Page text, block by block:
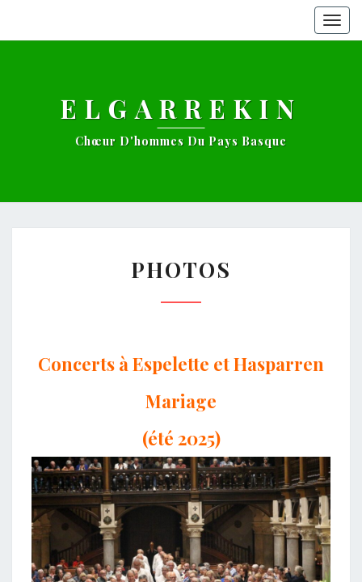
ELGARREKIN
Chœur D'hommes Du Pays Basque
PHOTOS
Concerts à Espelette et Hasparren
Mariage
(été 2025)